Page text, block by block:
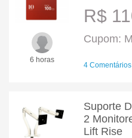
6 horas
R$
Cupom:
4 Comentários
Suporte
2
Lift Rise